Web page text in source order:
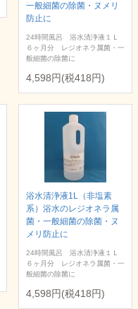
一般細菌の除菌・ヌメリ
防止に
24時間風呂 浴水清浄液１Ｌ
６ヶ月分 レジオネラ属菌・一
般細菌の除菌に
4,598円(税418円)
浴水清浄液1L（非塩素
系）浴水のレジオネラ属
菌・一般細菌の除菌・ヌ
メリ防止に
24時間風呂 浴水清浄液１Ｌ
６ヶ月分 レジオネラ属菌・一
般細菌の除菌に
4,598円(税418円)